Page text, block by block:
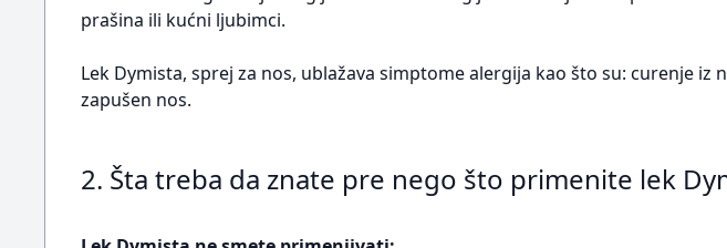
prašina ili kućni ljubimci.
Lek Dymista, sprej za nos, ublažava simptome alergija kao što su: curenje iz
zapušen nos.
2. Šta treba da znate pre nego što primenite lek